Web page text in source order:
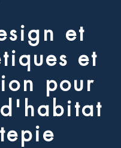
sign et
tiques et
ion pour
d ' ha bitat
tepie